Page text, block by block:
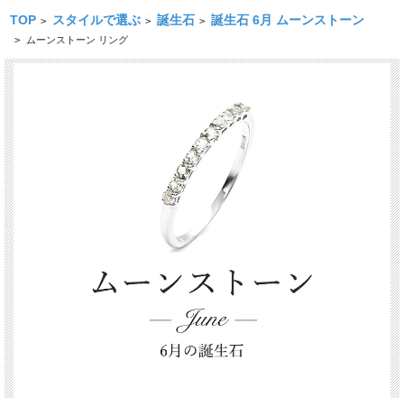
TOP > スタイルで選ぶ > 誕生石 > 誕生石 6月 ムーンストーン
> ムーンストーン リング